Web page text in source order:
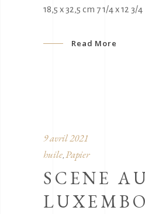
18,5 x 32,5 cm 7 1/4 x 12 3/4
Read More
9 avril 2021
huile, Papier
SCENE